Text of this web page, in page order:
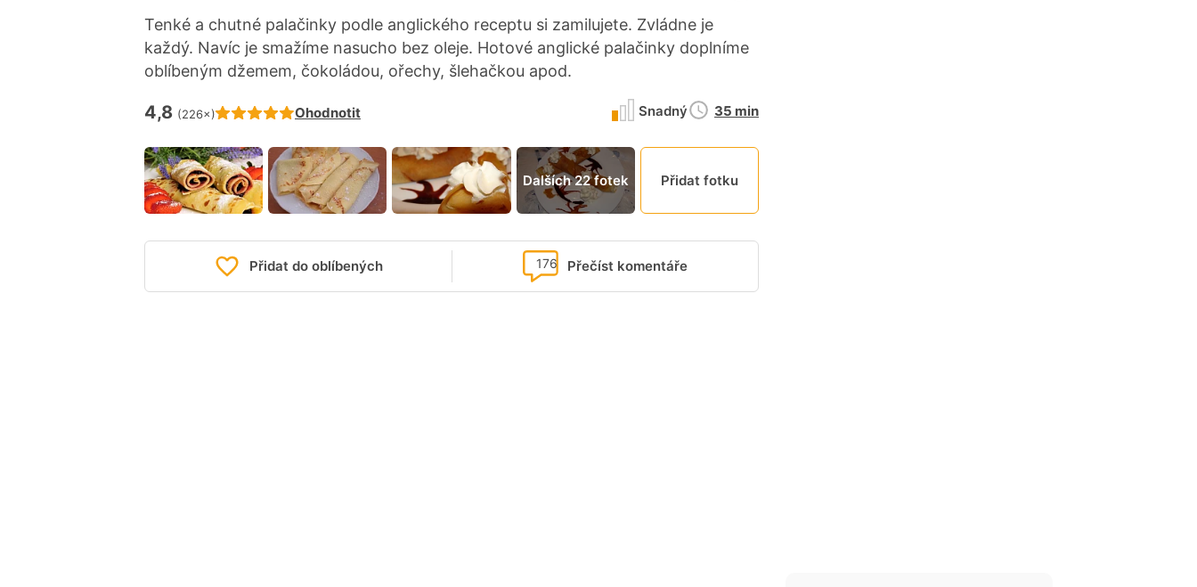
Tenké a chutné palačinky podle anglického receptu si zamilujete. Zvládne je
každý. Navíc je smažíme nasucho bez oleje. Hotové anglické palačinky doplníme
oblíbeným džemem, čokoládou, ořechy, šlehačkou apod.
Hodnocení receptu je
4,8 (226×) Ohodnotit Snadný
Doba
35 min
Dalších 22 fotek Přidat fotku
Přidat do oblíbených Přečíst komentáře
176